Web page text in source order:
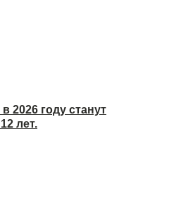
2026 году станут
лет.